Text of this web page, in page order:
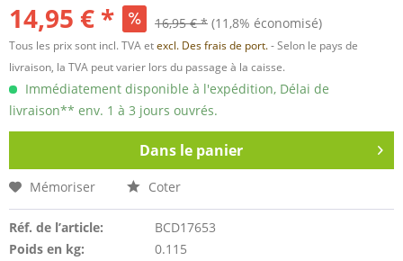
14,95 € * 16,95 € * (11,8% économisé)
Tous les prix sont incl. TVA etexcl. Des frais de port.- Selon le pays de
livraison, la TVA peut varier lors du passage à la caisse.
Immédiatement disponible à l'expédition, Délai de
livraison** env. 1 à 3 jours ouvrés.
Dans le panier
Mémoriser Coter
Réf. de l’article:
BCD17653
Poids en kg:
0.115